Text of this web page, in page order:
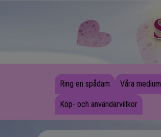
Ring en spådam Våra medium
Köp- och användarvillkor